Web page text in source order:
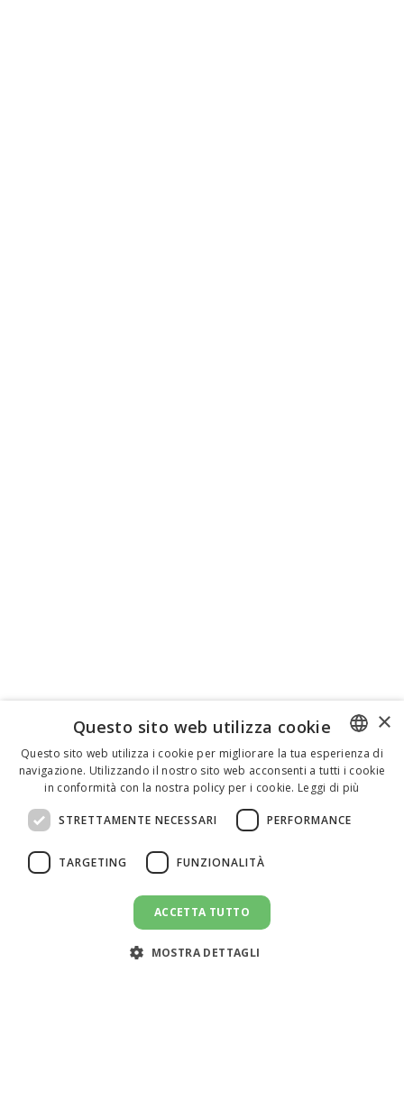
ENGLISH
×
Questo sito web utilizza cookie
Questo sito web utilizza i cookie per migliorare la tua esperienza di
navigazione. Utilizzando il nostro sito web acconsenti a tutti i cookie
in conformità con la nostra policy per i cookie. Leggi di più
STRETTAMENTE NECESSARI PERFORMANCE
TARGETING FUNZIONALITÀ
ACCETTA TUTTO
MOSTRA DETTAGLI